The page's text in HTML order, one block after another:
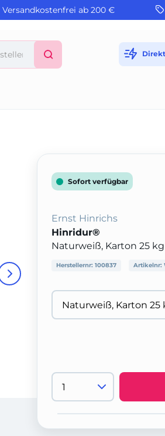
Versandkostenfrei ab 200 €
Sofort verfügbar
Ernst Hinrichs
Hinridur®
Naturweiß, Karton 25 kg
Herstellernr: 100837 Artikelnr: